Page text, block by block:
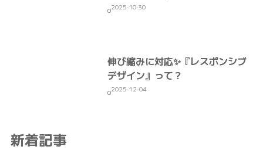
02025-10-30
伸び縮みに対応✨『レスポンシブ
デザイン』って？
02025-12-04
新着記事